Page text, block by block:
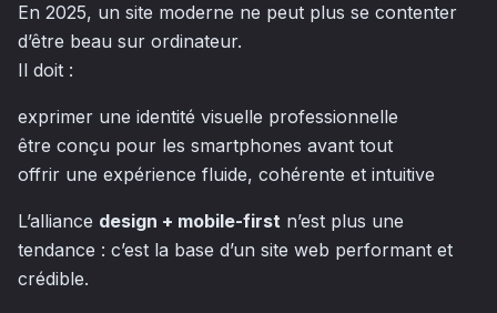
En 2025, un site moderne ne peut plus se contenter
d’être beau sur ordinateur.
Il doit :
exprimer une identité visuelle professionnelle
être conçu pour les smartphones avant tout
offrir une expérience fluide, cohérente et intuitive
L’alliance design + mobile-first n’est plus une
tendance : c’est la base d’un site web performant et
crédible.